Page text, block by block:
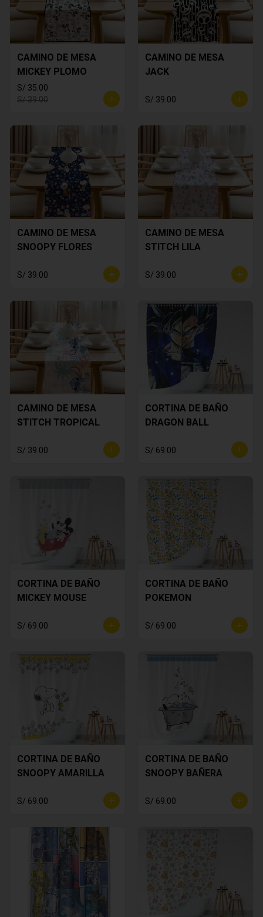
CAMINO DE MESA
MICKEY PLOMO
S/ 35.00
S/ 39.00
CAMINO DE MESA
JACK
S/ 39.00
CAMINO DE MESA
SNOOPY FLORES
S/ 39.00
CAMINO DE MESA
STITCH LILA
S/ 39.00
CAMINO DE MESA
STITCH TROPICAL
S/ 39.00
CORTINA DE BAÑO
DRAGON BALL
S/ 69.00
CORTINA DE BAÑO
MICKEY MOUSE
S/ 69.00
CORTINA DE BAÑO
POKEMON
S/ 69.00
CORTINA DE BAÑO
SNOOPY AMARILLA
S/ 69.00
CORTINA DE BAÑO
SNOOPY BAÑERA
S/ 69.00